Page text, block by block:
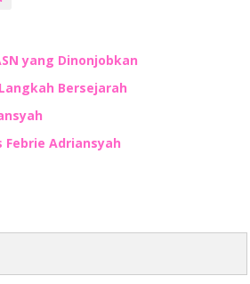
yang Dinonjobkan
Bersejarah
Febrie Adriansyah